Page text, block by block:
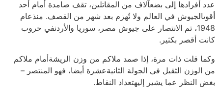
عدد أفرادها إلى بضعآلاف من المقاتلين، تقف صامدة أمام أحد
أقوىالجيوش في العالم ولا تُهزم بعد شهر من القصف. منذعام
1948، تم الانتصار على جيوش مصر، سوريا والأردنفي حروب
كانت أقصر بكثير.
وكما قلت ذات مرة، إذا صمد ملاكم من وزن الريشةأمام ملاكم
من الوزن الثقيل في الجولة الثانيةعشرة أيضا، فهو المنتصر –
بغض النظر عما يشير إليهتعداد النقاط.